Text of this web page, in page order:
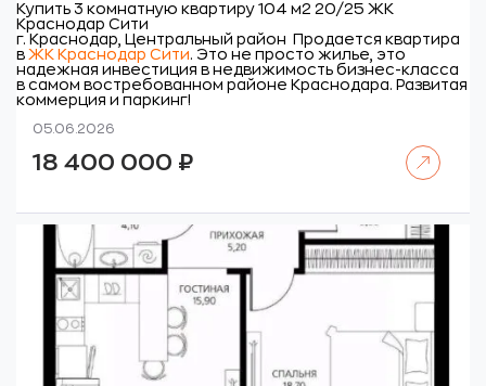
Купить 3 комнатную квартиру 104 м2 20/25 ЖК
Краснодар Сити
г. Краснодар, Центральный район
Продается квартира
в ЖК Краснодар Сити. Это не просто жилье, это
надежная инвестиция в недвижимость бизнес-класса
в самом востребованном районе Краснодара. Развитая
коммерция и паркинг!
05.06.2026
18 400 000 ₽